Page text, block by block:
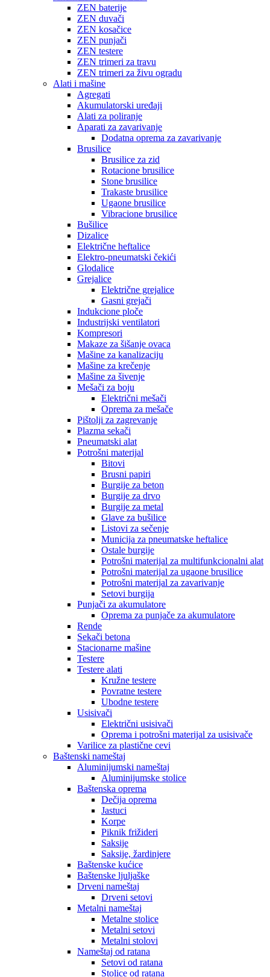
ZEN baterije
ZEN duvači
ZEN kosačice
ZEN punjači
ZEN testere
ZEN trimeri za travu
ZEN trimeri za živu ogradu
Alati i mašine
Agregati
Akumulatorski uređaji
Alati za poliranje
Aparati za zavarivanje
Dodatna oprema za zavarivanje
Brusilice
Brusilice za zid
Rotacione brusilice
Stone brusilice
Trakaste brusilice
Ugaone brusilice
Vibracione brusilice
Bušilice
Dizalice
Električne heftalice
Elektro-pneumatski čekići
Glodalice
Grejalice
Električne grejalice
Gasni grejači
Indukcione ploče
Industrijski ventilatori
Kompresori
Makaze za šišanje ovaca
Mašine za kanalizaciju
Mašine za krečenje
Mašine za šivenje
Mešači za boju
Električni mešači
Oprema za mešače
Pištolji za zagrevanje
Plazma sekači
Pneumatski alat
Potrošni materijal
Bitovi
Brusni papiri
Burgije za beton
Burgije za drvo
Burgije za metal
Glave za bušilice
Listovi za sečenje
Municija za pneumatske heftalice
Ostale burgije
Potrošni materijal za multifunkcionalni alat
Potrošni materijal za ugaone brusilice
Potrošni materijal za zavarivanje
Setovi burgija
Punjači za akumulatore
Oprema za punjače za akumulatore
Rende
Sekači betona
Stacionarne mašine
Testere
Testere alati
Kružne testere
Povratne testere
Ubodne testere
Usisivači
Električni usisivači
Oprema i potrošni materijal za usisivače
Varilice za plastične cevi
Baštenski nameštaj
Aluminijumski nameštaj
Aluminijumske stolice
Baštenska oprema
Dečija oprema
Jastuci
Korpe
Piknik frižideri
Saksije
Saksije, žardinjere
Baštenske kućice
Baštenske ljuljaške
Drveni nameštaj
Drveni setovi
Metalni nameštaj
Metalne stolice
Metalni setovi
Metalni stolovi
Nameštaj od ratana
Setovi od ratana
Stolice od ratana